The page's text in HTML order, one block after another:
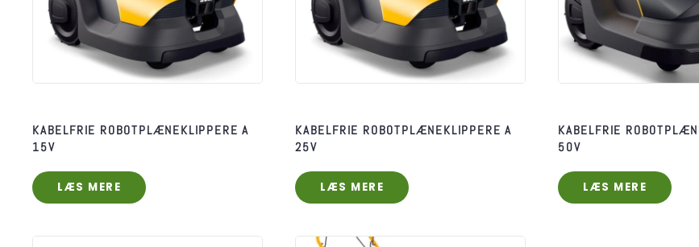
KABELFRIE ROBOTPLÆNEKLIPPERE A
15V
LÆS MERE
KABELFRIE ROBOTPLÆNEKLIPPERE A
25V
LÆS MERE
KABELFRIE
50V
LÆS MERE